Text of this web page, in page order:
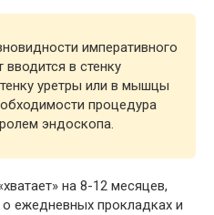
императивного
в стенку
уретры или в мышцы
процедура
эндоскопа.
на 8-12 месяцев,
ежедневных прокладках и